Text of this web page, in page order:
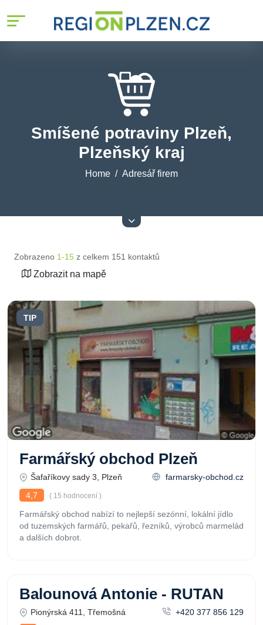
Smíšené potraviny Plzeň,
Plzeňský kraj
Home Adresář firem
Zobrazeno 1-15 z celkem 151 kontaktů
Zobrazit na mapě
TIP
Farmářský obchod Plzeň
Šafaříkovy sady 3, Plzeň
farmarsky-obchod.cz
4,7
( 15 hodnocení )
Farmářský obchod nabízí to nejlepší sezónní, lokální jídlo
od tuzemských farmářů, pekařů, řezníků, výrobců marmelád
a dalších dobrot.
Balounová Antonie - RUTAN
Pionýrská 411, Třemošná
+420 377 856 129